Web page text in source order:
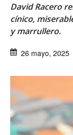
David Racero
cínico,
y marrullero.
26 mayo, 2025